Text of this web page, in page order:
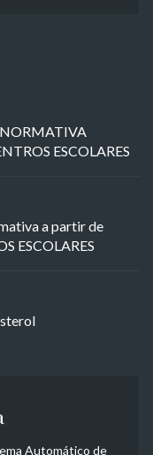
ESCOLARES
a partir de
ESCOLARES
Automático de